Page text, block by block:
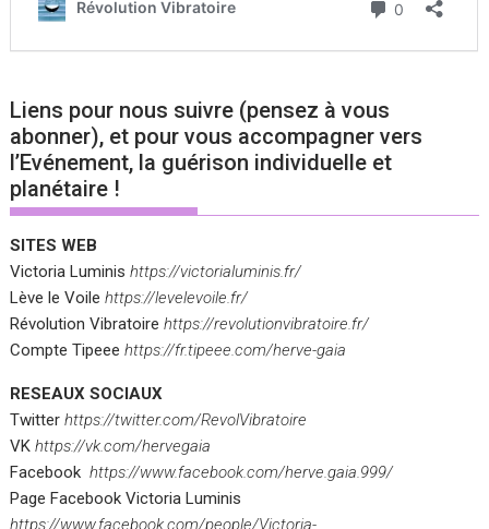
Liens pour nous suivre (pensez à vous
abonner), et pour vous accompagner vers
l’Evénement, la guérison individuelle et
planétaire !
SITES WEB
Victoria Luminishttps://victorialuminis.fr/
Lève le Voilehttps://levelevoile.fr/
Révolution Vibratoirehttps://revolutionvibratoire.fr/
Compte Tipeeehttps://fr.tipeee.com/herve-gaia
RESEAUX SOCIAUX
Twitterhttps://twitter.com/RevolVibratoire
VKhttps://vk.com/hervegaia
Facebookhttps://www.facebook.com/herve.gaia.999/
Page Facebook Victoria Luminis